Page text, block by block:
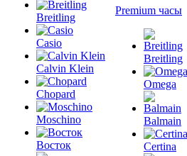
Breitling
Casio
Calvin Klein
Chopard
Moschino
Восток
Premium часы
Breitling
Omega
Balmain
Certina